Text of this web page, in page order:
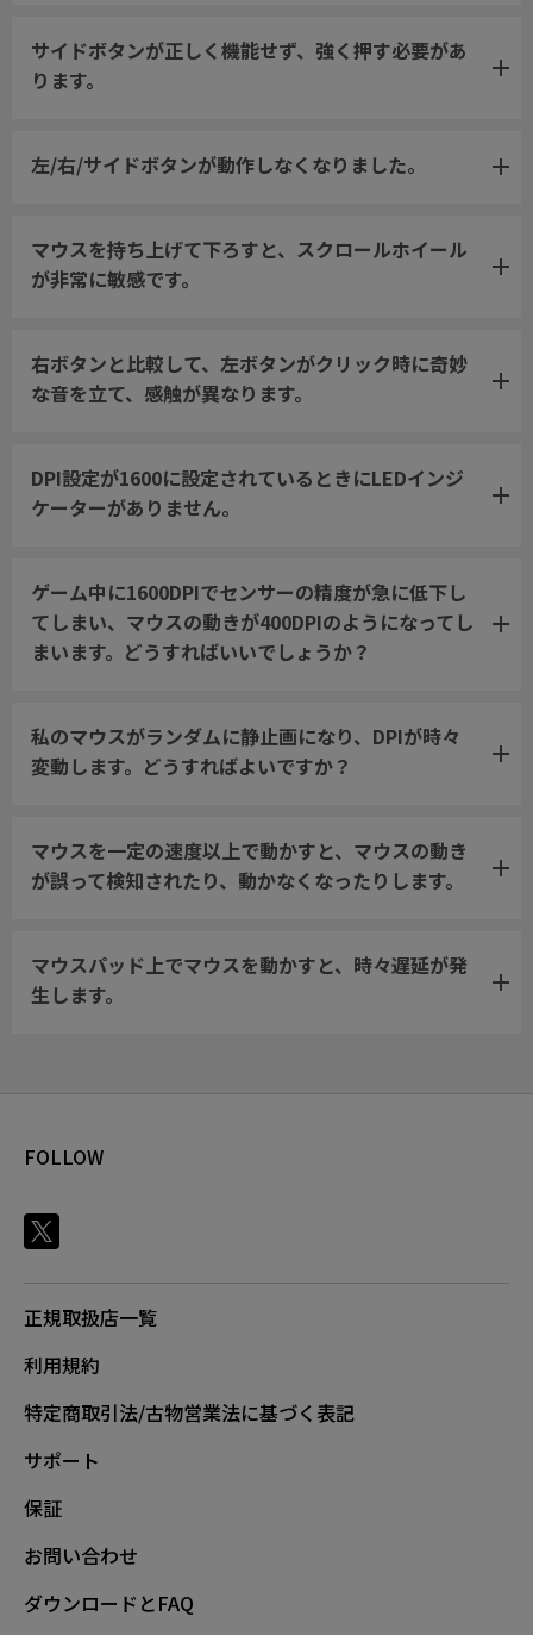
サイドボタンが正しく機能せず、強く押す必要があ
ります。
左/右/サイドボタンが動作しなくなりました。
マウスを持ち上げて下ろすと、スクロールホイール
が非常に敏感です。
右ボタンと比較して、左ボタンがクリック時に奇妙
な音を立て、感触が異なります。
DPI設定が1600に設定されているときにLEDインジ
ケーターがありません。
ゲーム中に1600DPIでセンサーの精度が急に低下し
てしまい、マウスの動きが400DPIのようになってし
まいます。どうすればいいでしょうか？
私のマウスがランダムに静止画になり、DPIが時々
変動します。どうすればよいですか？
マウスを一定の速度以上で動かすと、マウスの動き
が誤って検知されたり、動かなくなったりします。
マウスパッド上でマウスを動かすと、時々遅延が発
生します。
FOLLOW
正規取扱店一覧
利用規約
特定商取引法/古物営業法に基づく表記
サポート
保証
お問い合わせ
ダウンロードとFAQ